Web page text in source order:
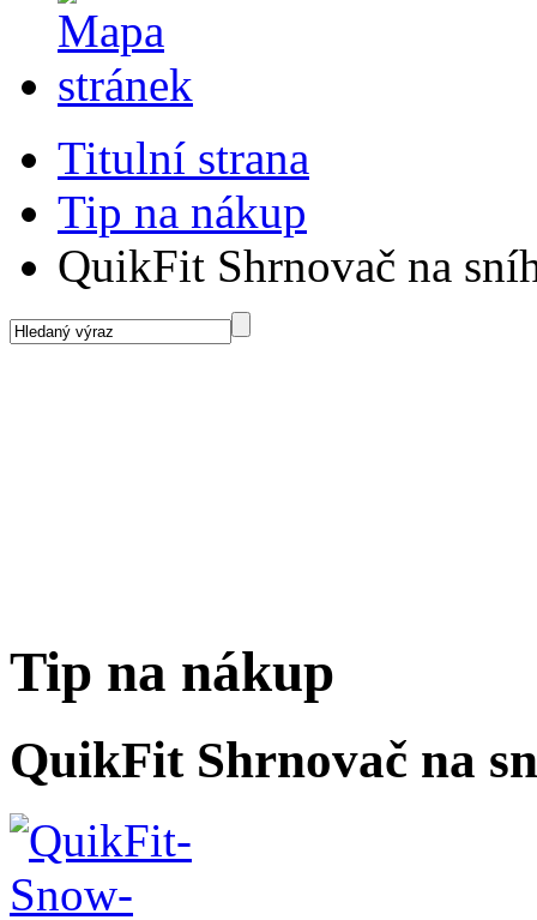
Titulní strana
Tip na nákup
QuikFit Shrnovač na
Tip na nákup
QuikFit Shrnovač na